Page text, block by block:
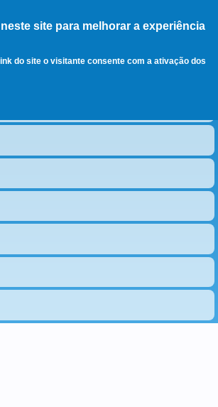
site para melhorar a experiência
do site o visitante consente com a ativação dos
LERPARAVER , ir para a
página principal
O portal da visão diferente